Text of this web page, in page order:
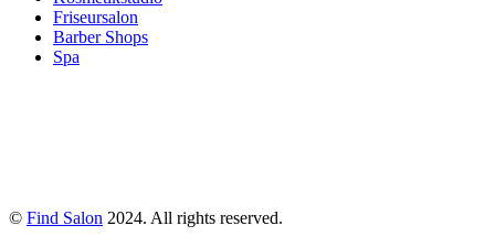
Friseursalon
Barber Shops
Spa
© Find Salon 2024. All rights reserved.